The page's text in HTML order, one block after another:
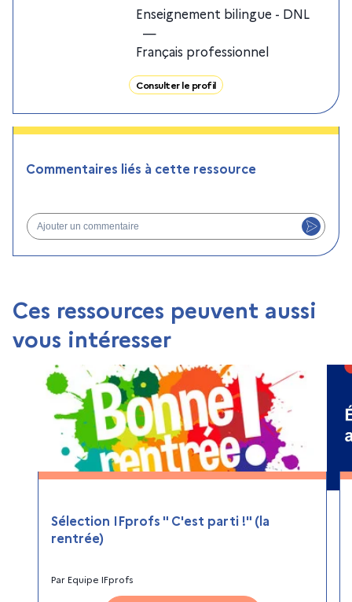
Enseignement bilingue - DNL
—
Français professionnel
Consulter le profil
Commentaires liés à cette ressource
Ajouter un commentaire
Ces ressources peuvent aussi
vous intéresser
Sélection IFprofs " C'est parti !" (la
rentrée)
ParEquipe IFprofs